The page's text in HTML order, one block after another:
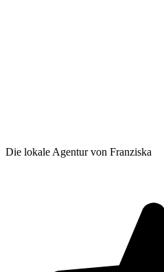
Die lokale Agentur von Franziska